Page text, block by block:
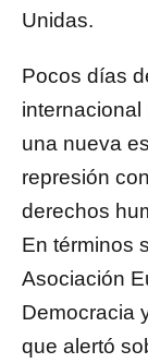
Unidas.
Pocos días
una nueva
represión
derechos
En términos
Asociación
Democracia
que alertó